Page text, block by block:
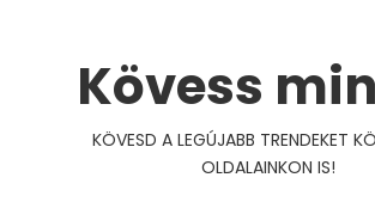
Kövess
KÖVESD A LEGÚJABB TRENDEKET
OLDALAINKON IS!